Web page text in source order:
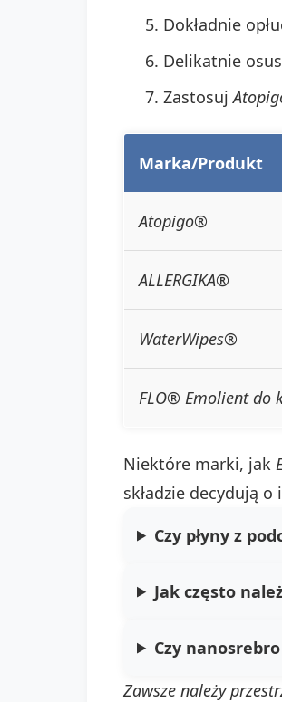
Dokładnie
Delikatnie
Zastosuj
Marka/Produkt
Atopigo®
ALLERGIKA®
WaterWipes®
FLO® Emolient do
Niektóre marki, jak
składzie decydują
Czy płyny z
Jak często
Czy
Zawsze należy